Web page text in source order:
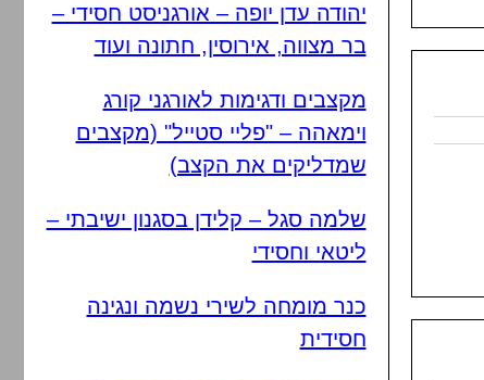
יהודה עדן יופה – אורגניסט חסידי –
בר מצווה, אירוסין, חתונה ועוד
מקצבים ודגימות לאורגני קורג
וימאהה – "פליי סטייל" (מקצבים
שמדליקים את הקצב)
שלמה סגל – קלידן בסגנון ישיבתי –
ליטאי וחסידי
כנר מומחה לשירי נשמה ונגינה
חסידית